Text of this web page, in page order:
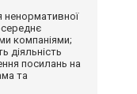
ненормативної
компаніями;
діяльність
посилань на
та